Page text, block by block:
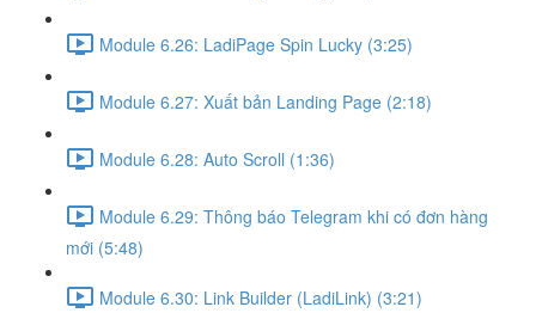
Module 6.26: LadiPage Spin Lucky (3:25)
Module 6.27: Xuất bản Landing Page (2:18)
Module 6.28: Auto Scroll (1:36)
Module 6.29: Thông báo Telegram khi có đơn hàng
mới (5:48)
Module 6.30: Link Builder (LadiLink) (3:21)